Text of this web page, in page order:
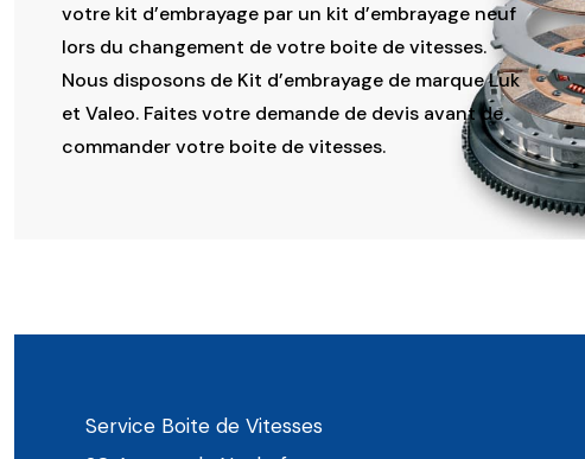
votre kit d’embrayage par un kit d’embrayage neuf
lors du changement de votre boite de vitesses.
Nous disposons de Kit d’embrayage de marque Luk
et Valeo. Faites votre demande de devis avant de
commander votre boite de vitesses.
Service Boite de Vitesses